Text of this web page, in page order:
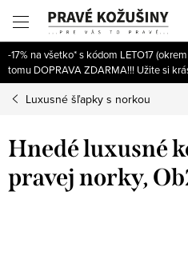
obsah
-17% na všetko* s kódom LETO17
tomu DOPRAVA ZDARMA!!! Užite si
Luxusné šľapky s norkou
Hnedé luxusné
pravej norky,